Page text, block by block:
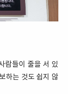
람들이 줄을 서 있
하는 것도 쉽지 않